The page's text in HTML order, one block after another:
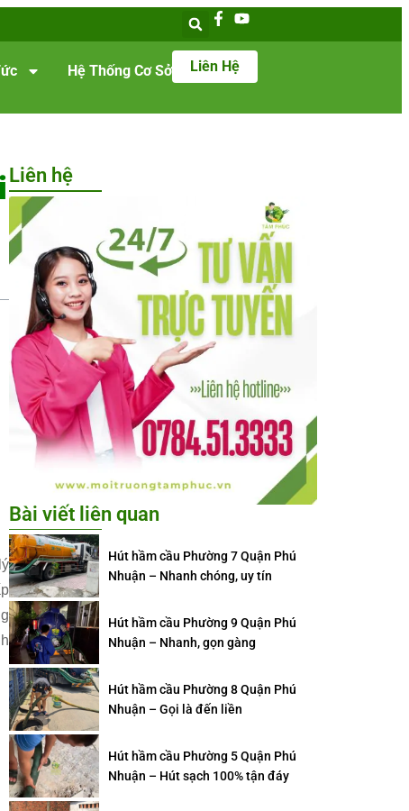
Hệ Thống Cơ Sở Liên Hệ
Liên hệ
Bài viết liên quan
Hút hầm cầu Phường 7 Quận Phú
Nhuận – Nhanh chóng, uy tín
Hút hầm cầu Phường 9 Quận Phú
Nhuận – Nhanh, gọn gàng
Hút hầm cầu Phường 8 Quận Phú
Nhuận – Gọi là đến liền
Hút hầm cầu Phường 5 Quận Phú
Nhuận – Hút sạch 100% tận đáy